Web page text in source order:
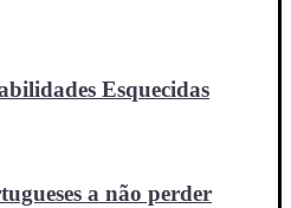
Esquecidas
a não perder